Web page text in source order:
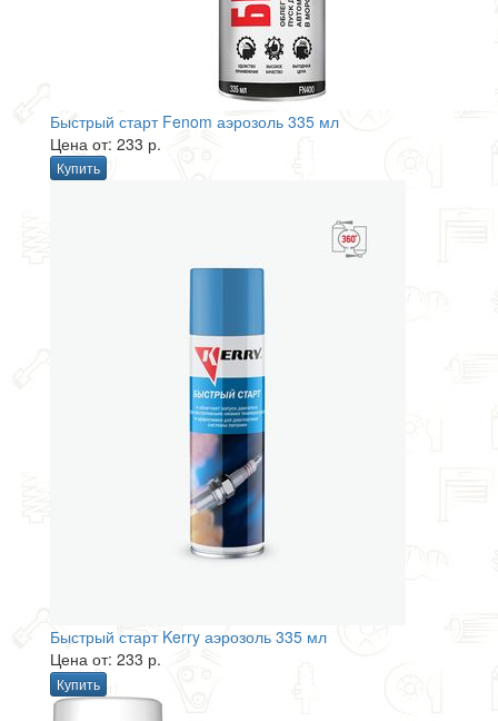
Быстрый старт Fenom аэрозоль 335 мл
Цена от: 233 р.
Купить
Быстрый старт Kerry аэрозоль 335 мл
Цена от: 233 р.
Купить